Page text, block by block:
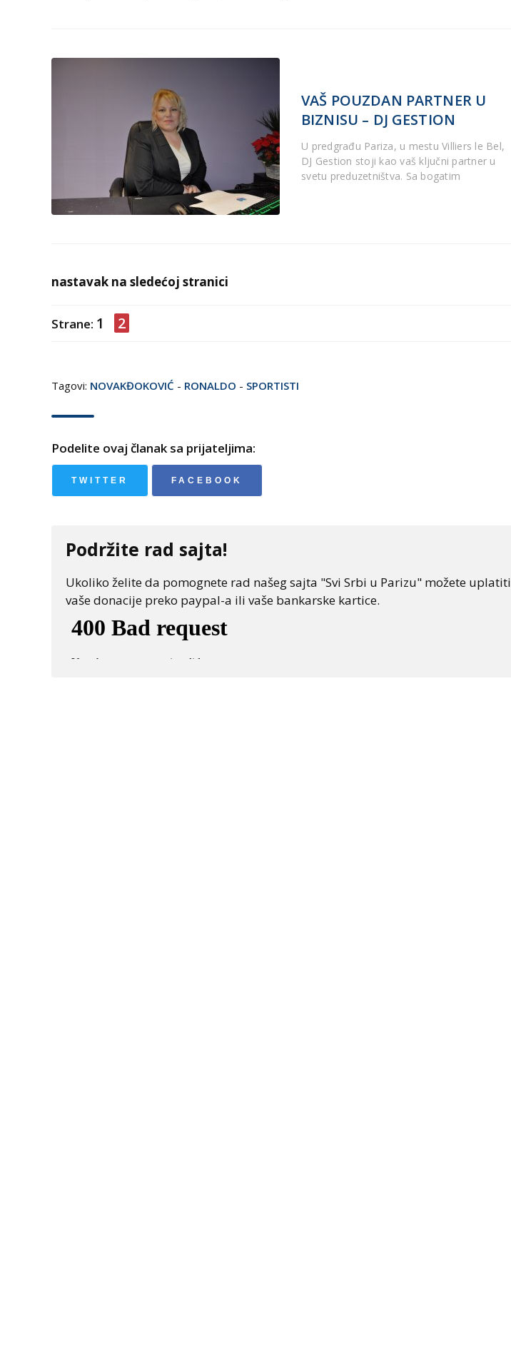
VAŠ POUZDAN PARTNER U
BIZNISU – DJ GESTION
U predgrađu Pariza, u mestu Villiers le Bel,
DJ Gestion stoji kao vaš ključni partner u
svetu preduzetništva. Sa bogatim
nastavak na sledećoj stranici
Strane: 1 2
Tagovi: NOVAKĐOKOVIĆ - RONALDO - SPORTISTI
Podelite ovaj članak sa prijateljima:
TWITTER FACEBOOK
Podržite rad sajta!
Ukoliko želite da pomognete rad našeg sajta "Svi Srbi u Parizu" možete uplatiti
vaše donacije preko paypal-a ili vaše bankarske kartice.